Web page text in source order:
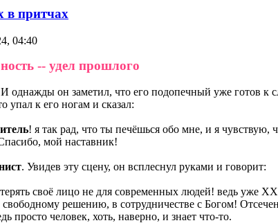
в притчах
04:40
-- удел прошлого
однажды он заметил, что его подопечный уже готов к
упал к его ногам и сказал:
! я так рад, что ты печёшься обо мне, и я чувствую,
мой наставник!
. Увидев эту сцену, он всплеснул руками и говорит:
своё лицо не для современных людей! ведь уже
свободному решению, в сотрудничестве с Богом!
просто человек, хоть, наверно, и знает что-то.